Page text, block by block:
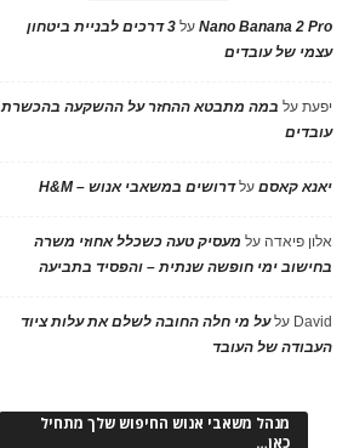
Nano Banana 2 Proעל
3 דרכים לבניית ביטחון
עצמי של עובדים
יפעתעל במה מתבטא ההחזר על ההשקעה בהכשרת
עובדים
יאנא קאסםעלדרושים במשאבי אנוש – H&M
אלון פיאדה על מעסיק טעה כשכלל אחוזי משרה
בחישוב ימי חופשה שנתית – והפסיד בתביעה
David עלעל מי חלה החובה לשלם את עלות ציוד
העבודה של העובד
מנהל משאבי אנוש החיפוש שלך מתחיל
כאן…